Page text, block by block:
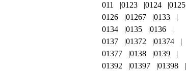
011 0123 0124
0125
0126
01267
0133
0134
0135
0136
0137
01372
01374
01377
0138
0139
01392
01397
01398